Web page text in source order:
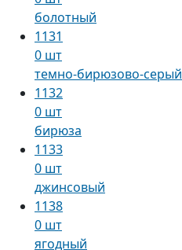
болотный
1131
0 шт
темно-бирюзово-серый
1132
0 шт
бирюза
1133
0 шт
джинсовый
1138
0 шт
ягодный